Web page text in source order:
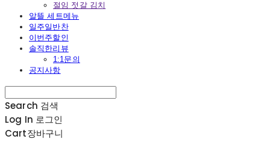
절임 젓갈 김치
알뜰 세트메뉴
일주일반찬
이번주할인
솔직한리뷰
1:1문의
공지사항
Search 검색
Log In 로그인
Cart장바구니